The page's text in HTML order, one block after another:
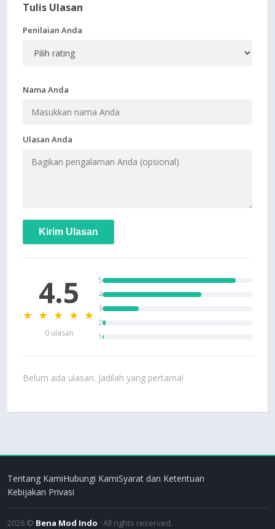
Tulis Ulasan
Penilaian Anda
Nama Anda
Ulasan Anda
Kirim Ulasan
4.5
★ ★ ★ ★ ★
0 ulasan
5
4
3
2
1
Belum ada ulasan. Jadilah yang pertama!
Tentang KamiHubungi KamiSyarat dan Ketentuan
Kebijakan Privasi
2026 © Bena Mod Indo · All rights reserved.